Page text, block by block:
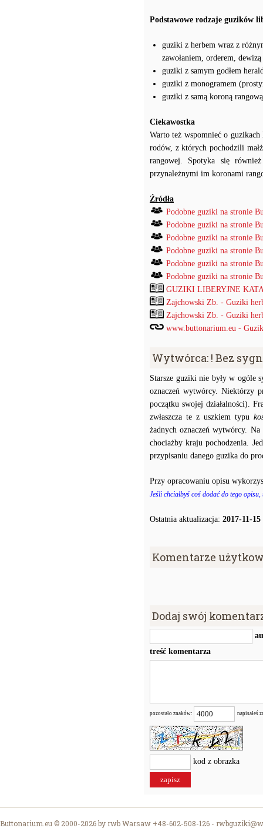
Podstawowe rodzaje guzików
guziki z herbem wraz z
zawołaniem, orderem,
guziki z samym godłem
guziki z monogramem
guziki z samą koroną
Ciekawostka
Warto też wspomnieć o
rodów, z których pochodzili
rangowej. Spotyka się
przynależnymi im koronami
Źródła
Podobne guziki na stronie
Podobne guziki na stronie
Podobne guziki na stronie
Podobne guziki na stronie
Podobne guziki na stronie
Podobne guziki na stronie
GUZIKI LIBERYJNE
Zajchowski Zb. - Guziki
Zajchowski Zb. - Guziki
www.buttonarium.eu -
Wytwórca: ! Bez
Starsze guziki nie były w ogóle
oznaczeń wytwórcy. Niektórzy
początku swojej działalności).
zwłaszcza te z uszkiem typu
żadnych oznaczeń wytwórcy.
chociażby kraju pochodzenia.
przypisaniu danego guzika do
Przy opracowaniu opisu
Jeśli chciałbyś coś dodać do tego
Ostatnia aktualizacja: 2017-11-15
Komentarze
Dodaj swój
treść komentarza
pozostało znaków: napisałeś
kod z obrazka
Buttonarium.eu © 2000-2026 by rwb Warsaw +48-602-508-126 -